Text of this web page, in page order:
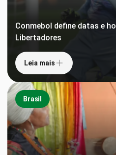
Conmebol define datas e
Libertadores
Leia mais
Brasil